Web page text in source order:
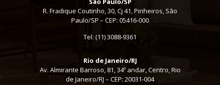
R. Fradique Coutinho, 30, Cj 41, Pinheiros, São
Paulo/SP – CEP: 05416-000
Tel: (11) 3088-9361
Rio de Janeiro/RJ
Av. Almirante Barroso, 81, 34º andar, Centro, Rio
de Janeiro/RJ – CEP: 20031-004